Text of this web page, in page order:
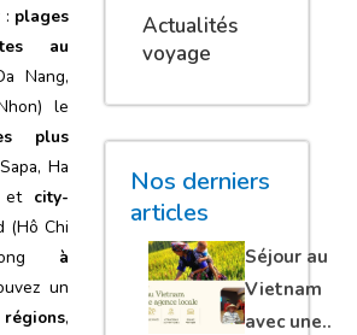
: plages
au
Nang,
le
plus
Ha
et city-
(Hô Chi
à
un
,
Actualités
voyage
Nos derniers
articles
Séjour au
Vietnam
avec une